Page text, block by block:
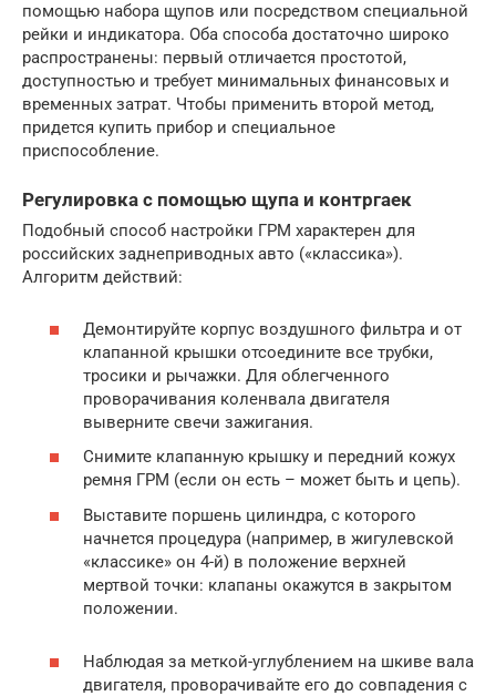
помощью набора щупов или посредством специальной
рейки и индикатора. Оба способа достаточно широко
распространены: первый отличается простотой,
доступностью и требует минимальных финансовых и
временных затрат. Чтобы применить второй метод,
придется купить прибор и специальное
приспособление.
Регулировка с помощью щупа и контргаек
Подобный способ настройки ГРМ характерен для
российских заднеприводных авто («классика»).
Алгоритм действий:
Демонтируйте корпус воздушного фильтра и от
клапанной крышки отсоедините все трубки,
тросики и рычажки. Для облегченного
проворачивания коленвала двигателя
выверните свечи зажигания.
Снимите клапанную крышку и передний кожух
ремня ГРМ (если он есть – может быть и цепь).
Выставите поршень цилиндра, с которого
начнется процедура (например, в жигулевской
«классике» он 4-й) в положение верхней
мертвой точки: клапаны окажутся в закрытом
положении.
Наблюдая за меткой-углублением на шкиве вала
двигателя, проворачивайте его до совпадения с